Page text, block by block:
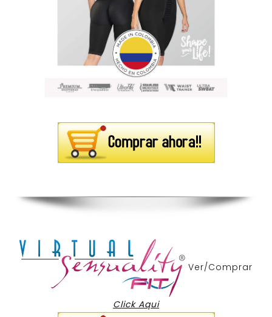
Ver/Comprar
Click Aqui